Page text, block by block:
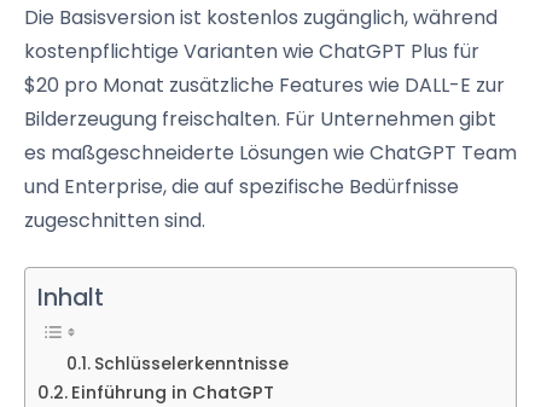
Die Basisversion ist kostenlos zugänglich, während
kostenpflichtige Varianten wie ChatGPT Plus für
$20 pro Monat zusätzliche Features wie DALL-E zur
Bilderzeugung freischalten. Für Unternehmen gibt
es maßgeschneiderte Lösungen wie ChatGPT Team
und Enterprise, die auf spezifische Bedürfnisse
zugeschnitten sind.
Inhalt
Schlüsselerkenntnisse
Einführung in ChatGPT